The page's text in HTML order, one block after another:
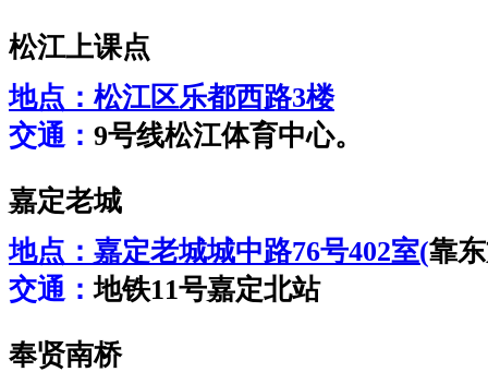
松江上课点
地点： 松江区乐都西路3楼
交通： 9号线松江体育中心。
嘉定老城
地点： 嘉定老城城中路76号402室(靠
交通：地铁11号嘉定北站
奉贤南桥